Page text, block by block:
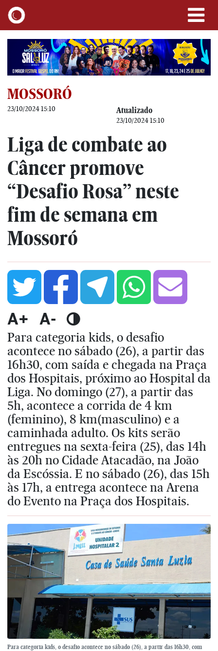
MOSSORÓ
23/10/2024 15:10 Atualizado
23/10/2024 15:10
Liga de combate ao
Câncer promove
“Desafio Rosa” neste
fim de semana em
Mossoró
A+ A-
Para categoria kids, o desafio
acontece no sábado (26), a partir das
16h30, com saída e chegada na Praça
dos Hospitais, próximo ao Hospital da
Liga. No domingo (27), a partir das
5h, acontece a corrida de 4 km
(feminino), 8 km(masculino) e a
caminhada adulto. Os kits serão
entregues na sexta-feira (25), das 14h
às 20h no Cidade Atacadão, na João
da Escóssia. E no sábado (26), das 15h
às 17h, a entrega acontece na Arena
do Evento na Praça dos Hospitais.
Para categoria kids, o desafio acontece no sábado (26), a partir das 16h30, com